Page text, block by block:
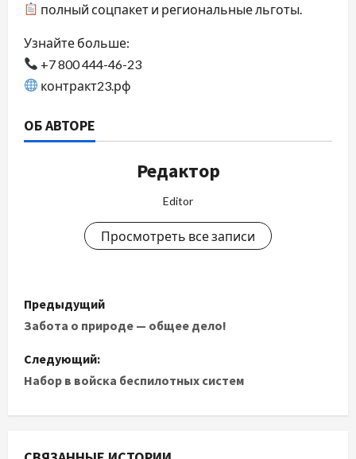
полный соцпакет и региональные льготы.
Узнайте больше:
+7 800 444-46-23
контракт23.рф
ОБ АВТОРЕ
Редактор
Editor
Просмотреть все записи
Н
а
в
Предыдущий
Забота о природе — общее дело!
Следующий:
Набор в войска беспилотных систем